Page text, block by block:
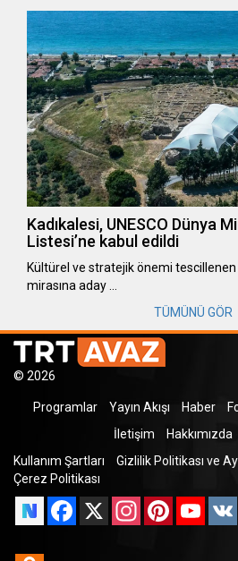
Kadıkalesi, UNESCO Dünya
Listesi’ne kabul edildi
Kültürel ve stratejik önemi tescillenen
mirasına aday …
TÜMÜNÜ GÖR
© 2026
Programlar Yayın Akışı Haber
İletişim
Hakkımızda
Kullanım Şartları
Gizlilik Politikası ve
Çerez Politikası
Facebook
X InstagramPinterest